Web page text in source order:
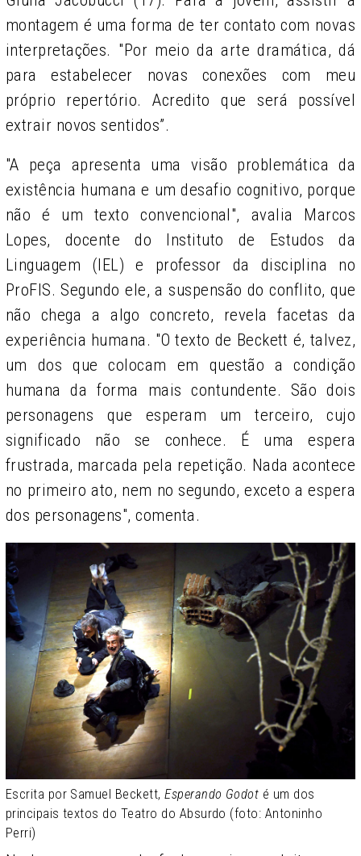
montagem é uma forma de ter contato com novas
interpretações. "Por meio da arte dramática, dá
para estabelecer novas conexões com meu
próprio repertório. Acredito que será possível
extrair novos sentidos”.
"A peça apresenta uma visão problemática da
existência humana e um desafio cognitivo, porque
não é um texto convencional", avalia Marcos
Lopes, docente do Instituto de Estudos da
Linguagem (IEL) e professor da disciplina no
ProFIS. Segundo ele, a suspensão do conflito, que
não chega a algo concreto, revela facetas da
experiência humana. "O texto de Beckett é, talvez,
um dos que colocam em questão a condição
humana da forma mais contundente. São dois
personagens que esperam um terceiro, cujo
significado não se conhece. É uma espera
frustrada, marcada pela repetição. Nada acontece
no primeiro ato, nem no segundo, exceto a espera
dos personagens", comenta.
Escrita por Samuel Beckett,Esperando Godot é um dos
principais textos do Teatro do Absurdo (foto: Antoninho
Perri)